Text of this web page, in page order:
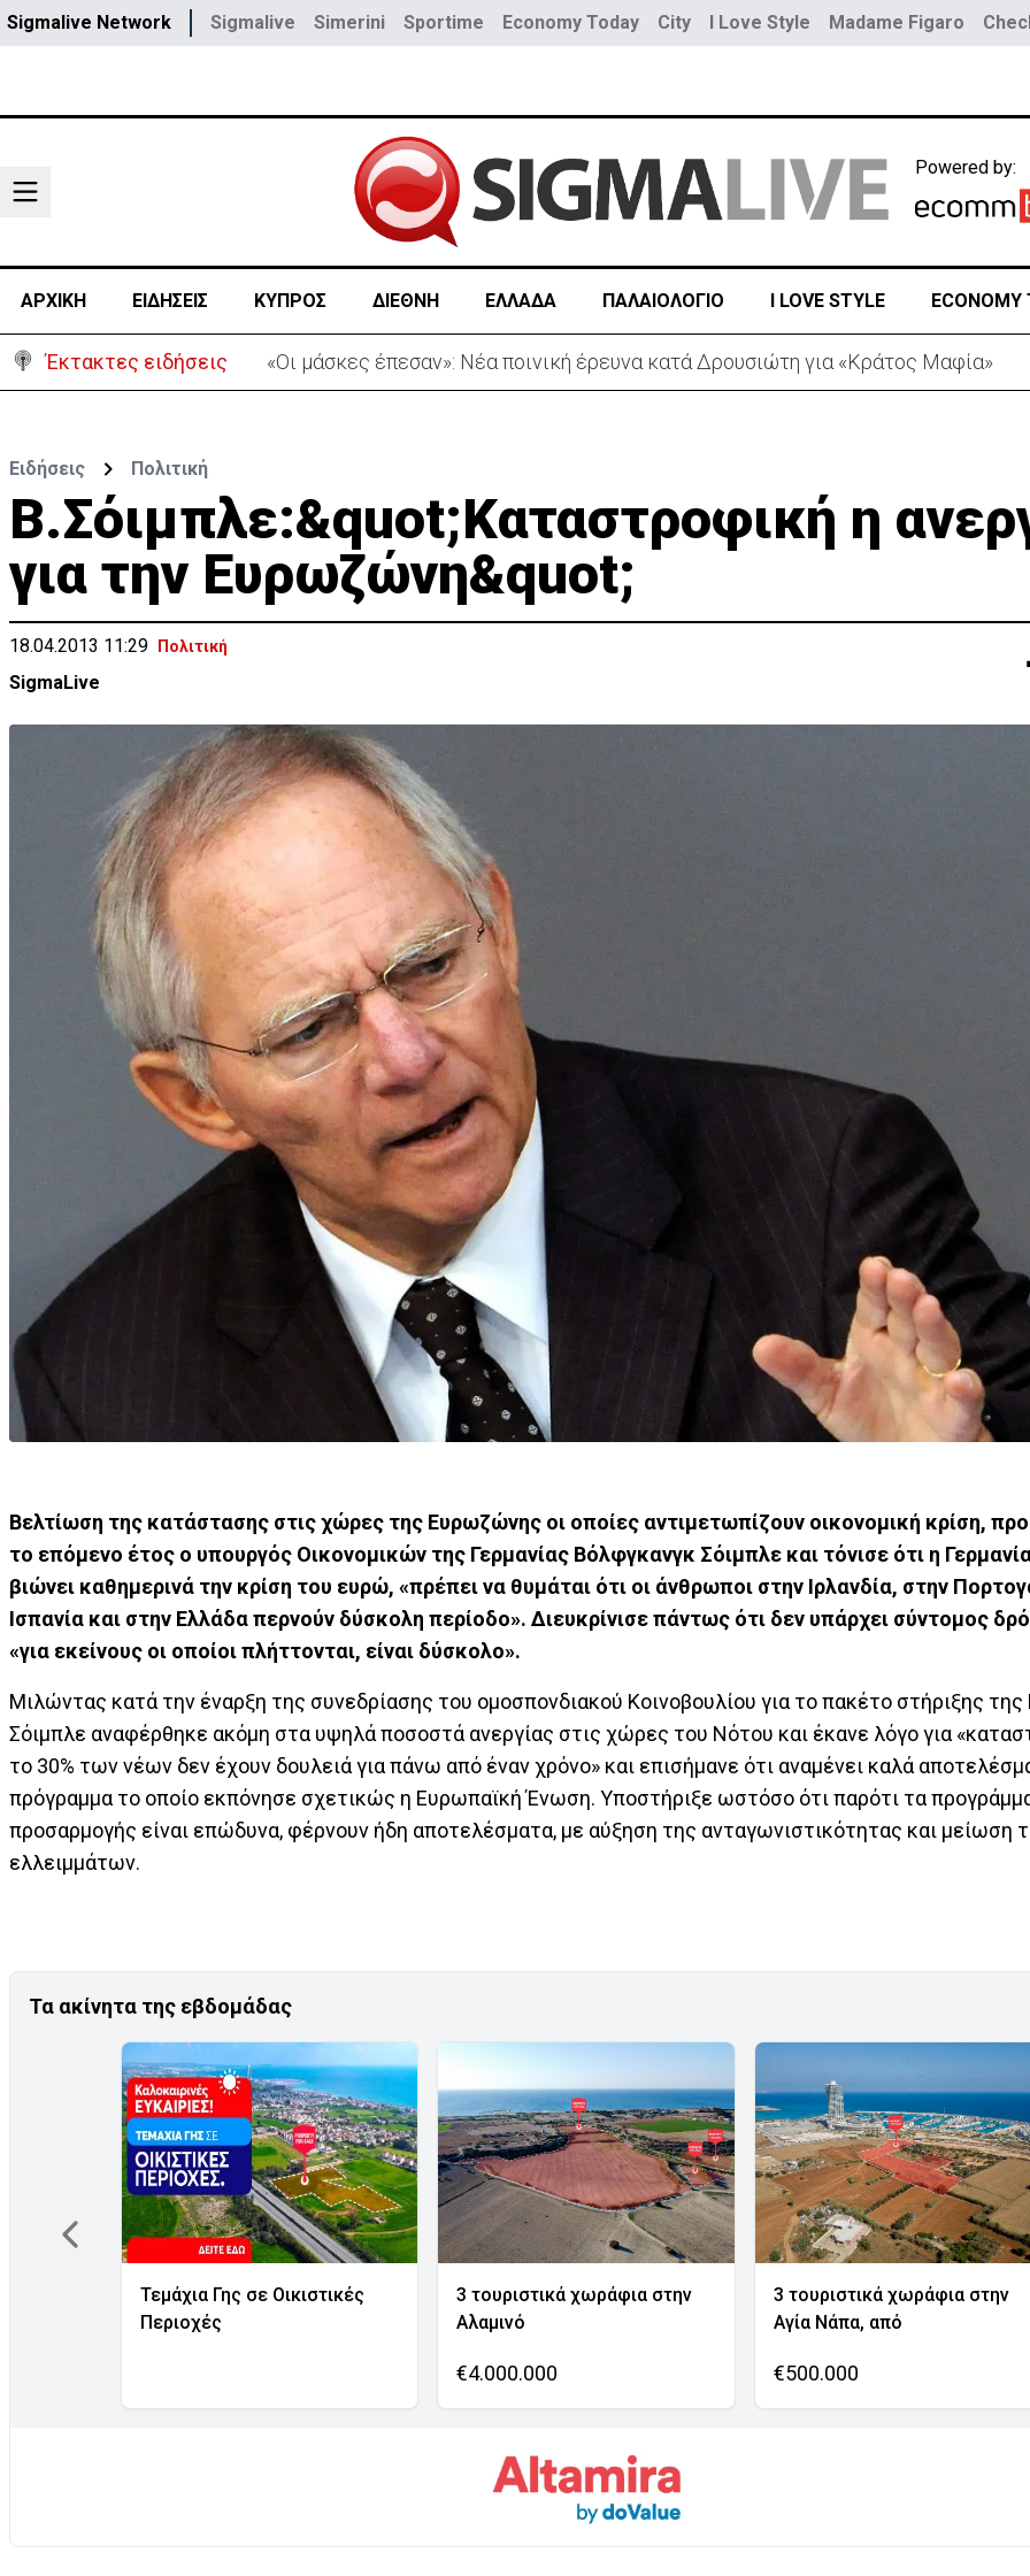
Sigmalive Network Sigmalive Simerini Sportime Economy Today City I Love Style Madame Figaro
Powered by:
ΑΡΧΙΚΗ ΕΙΔΗΣΕΙΣ ΚΥΠΡΟΣ ΔΙΕΘΝΗ ΕΛΛΑΔΑ ΠΑΛΑΙΟΛΟΓΙΟ I LOVE STYLE ECONOMY
Έκτακτες ειδήσεις «Πόλεμος» Σάντσεθ-Μελόνι λόγω της Θέουτα: Ελέγχους και από Ισπανία στα
Ειδήσεις Πολιτική
B.Σόιμπλε:&quot;Kαταστροφική η
για την Ευρωζώνη&quot;
18.04.2013 11:29 Πολιτική
SigmaLive
Βελτίωση της κατάστασης στις χώρες της Ευρωζώνης οι οποίες αντιμετωπίζουν οικονομική κρίση,
το επόμενο έτος ο υπουργός Οικονομικών της Γερμανίας Βόλφγκανγκ Σόιμπλε και τόνισε ότι η
βιώνει καθημερινά την κρίση του ευρώ, «πρέπει να θυμάται ότι οι άνθρωποι στην Ιρλανδία, στην
Ισπανία και στην Ελλάδα περνούν δύσκολη περίοδο». Διευκρίνισε πάντως ότι δεν υπάρχει σύντομος
«για εκείνους οι οποίοι πλήττονται, είναι δύσκολο».
Μιλώντας κατά την έναρξη της συνεδρίασης του ομοσπονδιακού Κοινοβουλίου για το πακέτο στήριξης της
Σόιμπλε αναφέρθηκε ακόμη στα υψηλά ποσοστά ανεργίας στις χώρες του Νότου και έκανε λόγο για
το 30% των νέων δεν έχουν δουλειά για πάνω από έναν χρόνο» και επισήμανε ότι αναμένει καλά
πρόγραμμα το οποίο εκπόνησε σχετικώς η Ευρωπαϊκή Ένωση. Υποστήριξε ωστόσο ότι παρότι τα
προσαρμογής είναι επώδυνα, φέρνουν ήδη αποτελέσματα, με αύξηση της ανταγωνιστικότητας και μείωση
ελλειμμάτων.
Τα ακίνητα της εβδομάδας
Τεμάχια Γης σε Οικιστικές
Περιοχές
3 τουριστικά χωράφια στην
Αλαμινό
€4.000.000
3 τουριστικά χωράφια στην
Αγία Νάπα, από
€500.000